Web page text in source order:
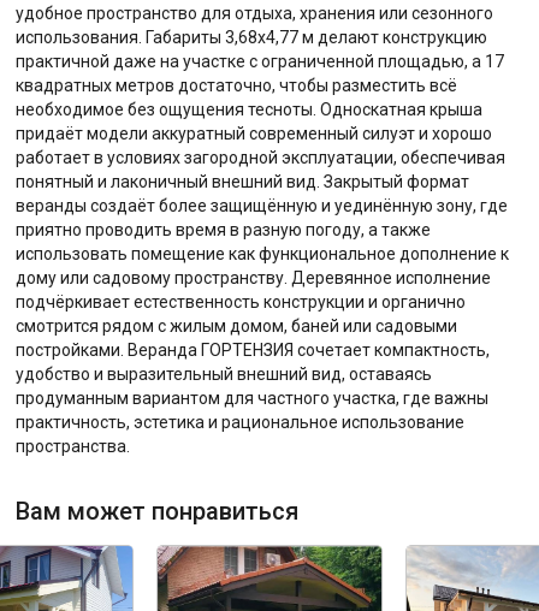
удобное пространство для отдыха, хранения или сезонного
использования. Габариты 3,68х4,77 м делают конструкцию
практичной даже на участке с ограниченной площадью, а 17
квадратных метров достаточно, чтобы разместить всё
необходимое без ощущения тесноты. Односкатная крыша
придаёт модели аккуратный современный силуэт и хорошо
работает в условиях загородной эксплуатации, обеспечивая
понятный и лаконичный внешний вид. Закрытый формат
веранды создаёт более защищённую и уединённую зону, где
приятно проводить время в разную погоду, а также
использовать помещение как функциональное дополнение к
дому или садовому пространству. Деревянное исполнение
подчёркивает естественность конструкции и органично
смотрится рядом с жилым домом, баней или садовыми
постройками. Веранда ГОРТЕНЗИЯ сочетает компактность,
удобство и выразительный внешний вид, оставаясь
продуманным вариантом для частного участка, где важны
практичность, эстетика и рациональное использование
пространства.
Вам может понравиться